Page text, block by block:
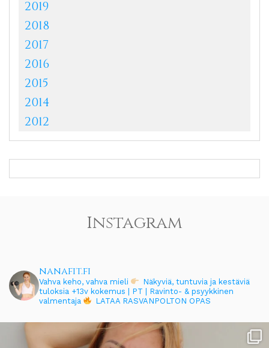
2019
2018
2017
2016
2015
2014
2012
Instagram
nanafit.fi
Vahva keho, vahva mieli
Näkyviä, tuntuvia ja kestäviä
tuloksia +13v kokemus | PT | Ravinto- & psyykkinen
valmentaja
LATAA RASVANPOLTON OPAS